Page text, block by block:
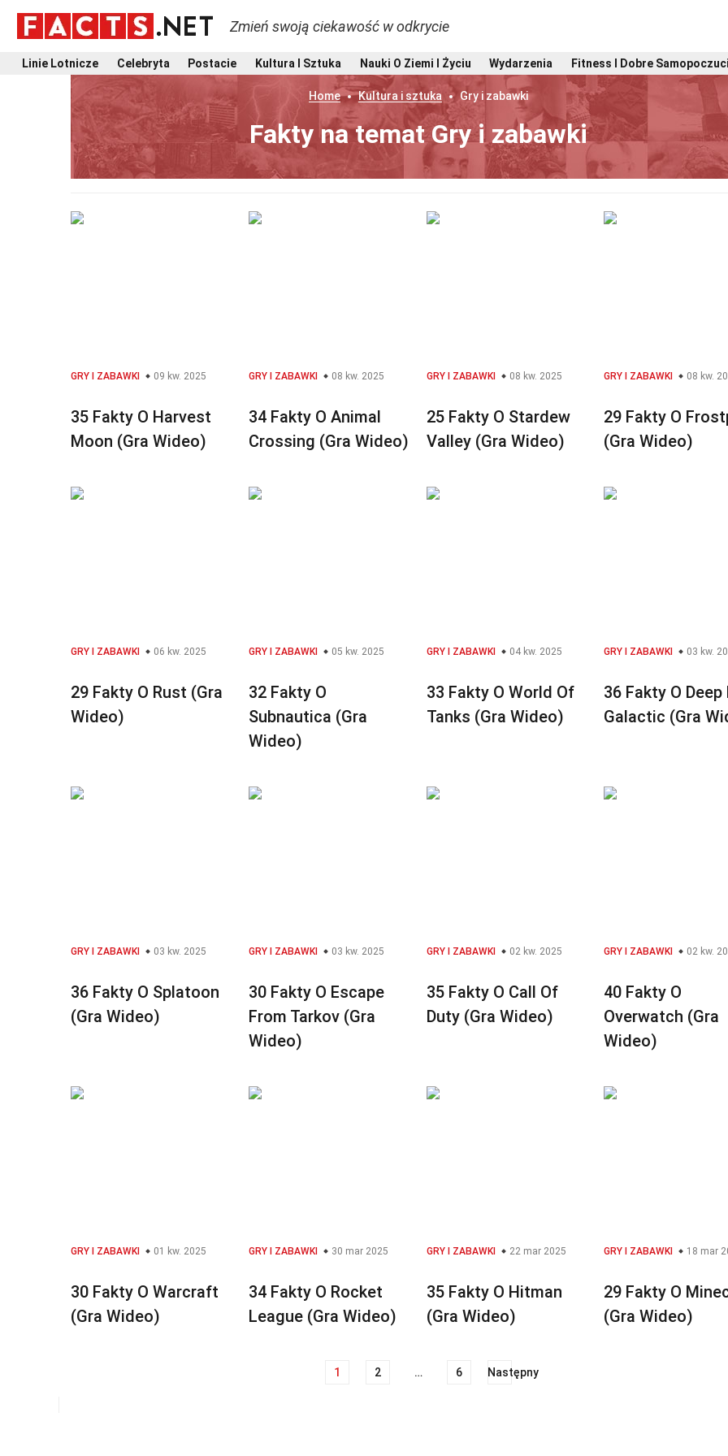
Zmień swoją ciekawość w odkrycie
Linie Lotnicze Celebryta Postacie Kultura I Sztuka Nauki O Ziemi I Życiu Wydarzenia Fitness I Dobre
Home Kultura i sztuka Gry i zabawki
Fakty na temat Gry i zabawki
GRY I ZABAWKI 09 kw. 2025
35 Fakty O Harvest
Moon (Gra Wideo)
GRY I ZABAWKI 08 kw. 2025
34 Fakty O Animal
Crossing (Gra Wideo)
GRY I ZABAWKI 08 kw. 2025
25 Fakty O Stardew
Valley (Gra Wideo)
GRY I ZABAWKI 08 kw.
29 Fakty O
(Gra Wideo)
GRY I ZABAWKI 06 kw. 2025
29 Fakty O Rust (Gra
Wideo)
GRY I ZABAWKI 05 kw. 2025
32 Fakty O
Subnautica (Gra
Wideo)
GRY I ZABAWKI 04 kw. 2025
33 Fakty O World Of
Tanks (Gra Wideo)
GRY I ZABAWKI 03 kw.
36 Fakty O Deep
Galactic (Gra
GRY I ZABAWKI 03 kw. 2025
36 Fakty O Splatoon
(Gra Wideo)
GRY I ZABAWKI 03 kw. 2025
30 Fakty O Escape
From Tarkov (Gra
Wideo)
GRY I ZABAWKI 02 kw. 2025
35 Fakty O Call Of
Duty (Gra Wideo)
GRY I ZABAWKI 02 kw.
40 Fakty O
Overwatch (Gra
Wideo)
GRY I ZABAWKI 01 kw. 2025
30 Fakty O Warcraft
(Gra Wideo)
GRY I ZABAWKI 30 mar 2025
34 Fakty O Rocket
League (Gra Wideo)
GRY I ZABAWKI 22 mar 2025
35 Fakty O Hitman
(Gra Wideo)
GRY I ZABAWKI 18 mar
29 Fakty O
(Gra Wideo)
1 2 … 6 Następny